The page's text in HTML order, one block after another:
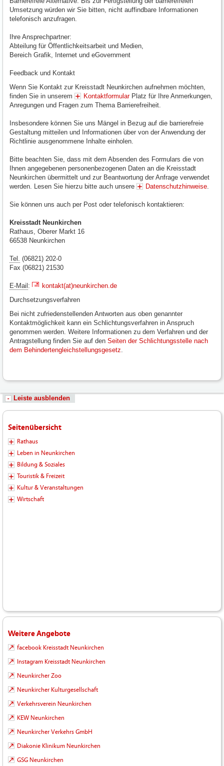
Umsetzung würden wir Sie bitten, nicht auffindbare Informationen
telefonisch anzufragen.
Ihre Ansprechpartner:
Abteilung für Öffentlichkeitsarbeit und Medien,
Bereich Grafik, Internet und eGovernment
Feedback und Kontakt
Wenn Sie Kontakt zur Kreisstadt Neunkirchen aufnehmen möchten,
finden Sie in unserem
Kontaktformular Platz für Ihre Anmerkungen,
Anregungen und Fragen zum Thema Barrierefreiheit.
Insbesondere können Sie uns Mängel in Bezug auf die barrierefreie
Gestaltung mitteilen und Informationen über von der Anwendung der
Richtlinie ausgenommene Inhalte einholen.
Bitte beachten Sie, dass mit dem Absenden des Formulars die von
Ihnen angegebenen personenbezogenen Daten an die Kreisstadt
Neunkirchen übermittelt und zur Beantwortung der Anfrage verwendet
werden. Lesen Sie hierzu bitte auch unsere
Datenschutzhinweise
Sie können uns auch per Post oder telefonisch kontaktieren:
Kreisstadt Neunkirchen
Rathaus, Oberer Markt 16
66538 Neunkirchen
Tel. (06821) 202-0
Fax (06821) 21530
E-Mail:
kontakt(at)neunkirchen.de
Durchsetzungsverfahren
Bei nicht zufriedenstellenden Antworten aus oben genannter
Kontaktmöglichkeit kann ein Schlichtungsverfahren in Anspruch
genommen werden. Weitere Informationen zu dem Verfahren und der
Antragstellung finden Sie auf den Seiten der Schlichtungsstelle nach
dem Behindertengleichstellungsgesetz
Leiste ausblenden
Seitenübersicht
Rathaus
Leben in Neunkirchen
Bildung & Soziales
Touristik & Freizeit
Kultur & Veranstaltungen
Wirtschaft
Weitere Angebote
facebook Kreisstadt Neunkirchen
Instagram Kreisstadt Neunkirchen
Neunkircher Zoo
Neunkircher Kulturgesellschaft
Verkehrsverein Neunkirchen
KEW Neunkirchen
Neunkircher Verkehrs GmbH
Diakonie Klinikum Neunkirchen
GSG Neunkirchen